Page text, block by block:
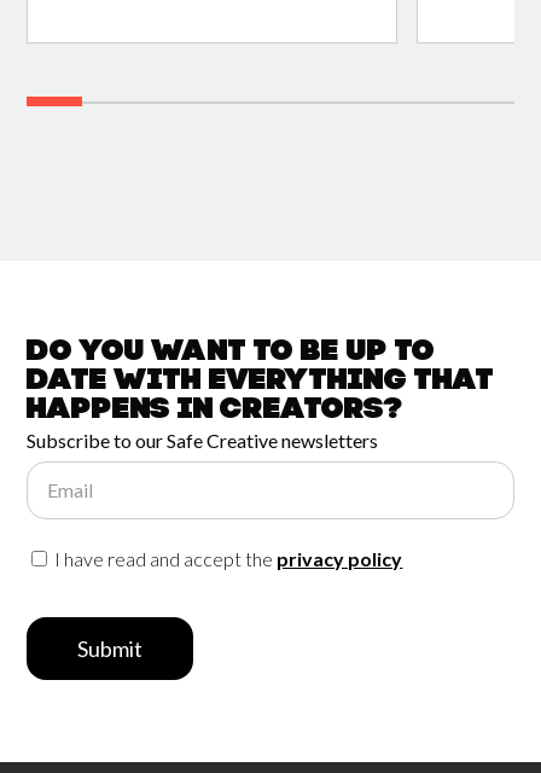
Do you want to be up to
date witheverything that
happens inCreators?
Subscribe to our Safe Creative newsletters
Email
I have read and accept the privacy policy
Submit